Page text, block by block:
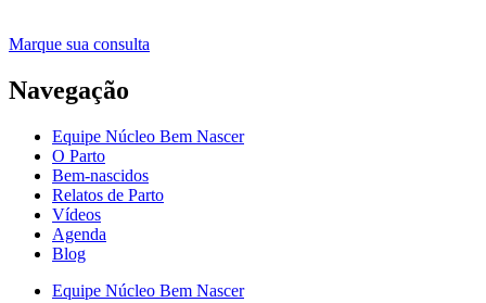
Marque sua consulta
Navegação
Equipe Núcleo Bem Nascer
O Parto
Bem-nascidos
Relatos de Parto
Vídeos
Agenda
Blog
Equipe Núcleo Bem Nascer